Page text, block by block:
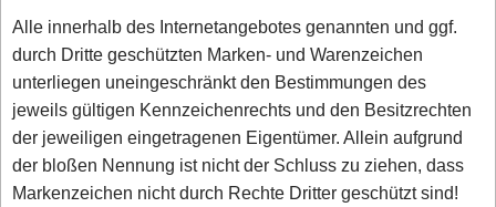
Alle innerhalb des Internetangebotes genannten und ggf.
durch Dritte geschützten Marken- und Warenzeichen
unterliegen uneingeschränkt den Bestimmungen des
jeweils gültigen Kennzeichenrechts und den Besitzrechten
der jeweiligen eingetragenen Eigentümer. Allein aufgrund
der bloßen Nennung ist nicht der Schluss zu ziehen, dass
Markenzeichen nicht durch Rechte Dritter geschützt sind!